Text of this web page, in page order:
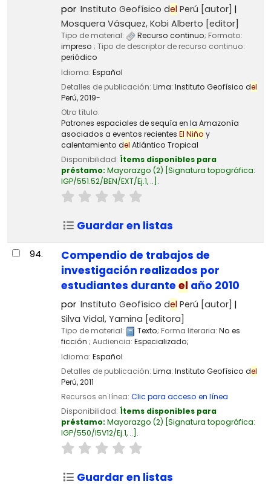
por Instituto Geofísico del Perú [autor]
Mosquera Vásquez, Kobi Alberto [editor]
Tipo de material: Recurso continuo; Formato:
impreso ; Tipo de descriptor de recurso continuo:
periódico
Idioma: Español
Detalles de publicación: Lima: Instituto Geofísico del
Perú,2019-
Otro título:
Patrones espaciales de sequía en la Amazonía
asociados a eventos recientes El Niño y
calentamiento del Atlántico Tropical
Disponibilidad: Ítems disponibles para
préstamo: Mayorazgo (2) Signatura topográfica:
IGP/551.52/BEN/EXT/Ej.1, .. .
Guardar en listas
94.
Compendio de trabajos de
investigación realizados por
estudiantes durante el año 2010
por Instituto Geofísico del Perú [autor]
Silva Vidal, Yamina [editora]
Tipo de material: Texto; Forma literaria: No es
ficción ; Audiencia: Especializado;
Idioma: Español
Detalles de publicación: Lima: Instituto Geofísico del
Perú,2011
Recursos en línea: Clic para acceso en línea
Disponibilidad: Ítems disponibles para
préstamo: Mayorazgo (2) Signatura topográfica:
IGP/550/I5V12/Ej.1, .. .
Guardar en listas